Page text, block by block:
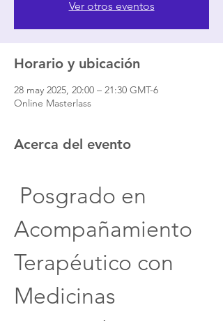
Ver otros eventos
Horario y ubicación
28 may 2025, 20:00 – 21:30 GMT-6
Online Masterlass
Acerca del evento
Acompañamiento
Terapéutico con
Medicinas